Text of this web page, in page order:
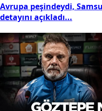
Avrupa peşindeydi,
detayını açıkladı...